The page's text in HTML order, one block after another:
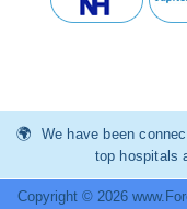
We have been
top hospitals
Copyright © 2026